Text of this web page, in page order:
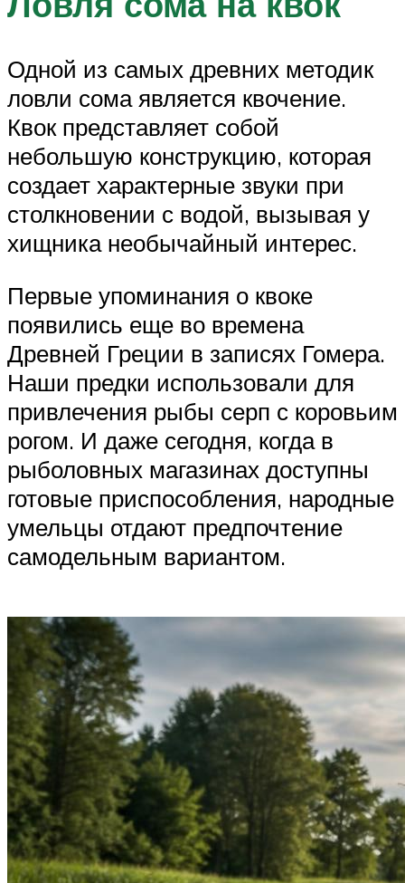
Одной из самых древних методик
ловли сома является квочение.
Квок представляет собой
небольшую конструкцию, которая
создает характерные звуки при
столкновении с водой, вызывая у
хищника необычайный интерес.
Первые упоминания о квоке
появились еще во времена
Древней Греции в записях Гомера.
Наши предки использовали для
привлечения рыбы серп с коровьим
рогом. И даже сегодня, когда в
рыболовных магазинах доступны
готовые приспособления, народные
умельцы отдают предпочтение
самодельным вариантом.